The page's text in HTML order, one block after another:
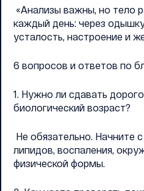
«Анализы важны, но тело
каждый день: через
усталость, настроение и
6 вопросов и ответов по
1. Нужно ли сдавать
биологический возраст?
Не обязательно. Начните
липидов, воспаления,
физической формы.